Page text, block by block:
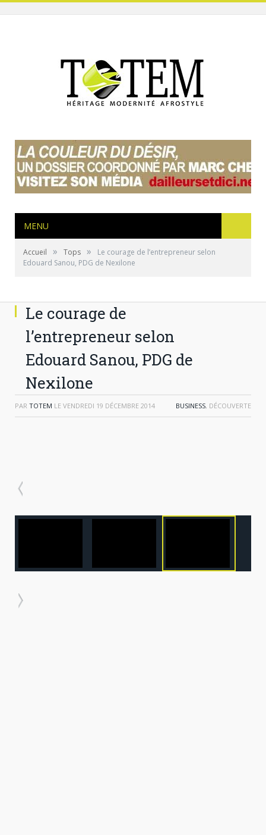
MENU
Accueil » Tops »
Le courage de l’entrepreneur selon
Edouard Sanou, PDG de Nexilone
Le courage de
l’entrepreneur selon
Edouard Sanou, PDG de
Nexilone
PAR TOTEM LE VENDREDI 19 DÉCEMBRE 2014 BUSINESS, DÉCOUVERTE